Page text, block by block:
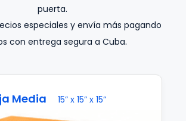
puerta.
especiales y envía más pagando
con entrega segura a Cuba.
Media 15” x 15” x 15”